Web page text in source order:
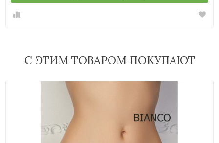
С ЭТИМ ТОВАРОМ ПОКУПАЮТ